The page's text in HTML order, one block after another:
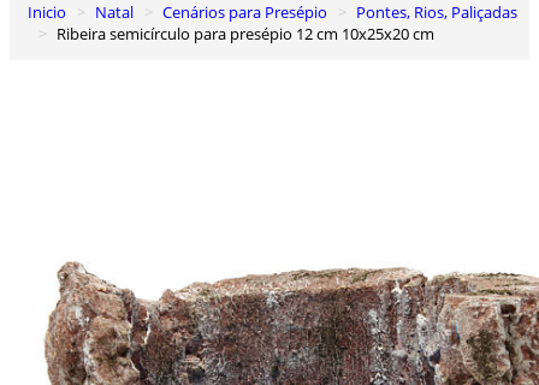
Carrinho de Compras
Inicio Natal Cenários para Presépio
Pontes, Rios, Paliçadas
Ribeira semicírculo para presépio 12 cm 10x25x20 cm